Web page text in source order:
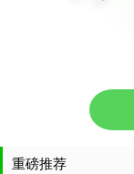
重磅推荐